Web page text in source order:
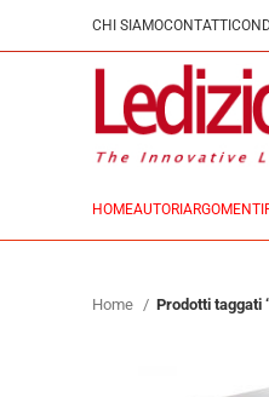
CHI SIAMOCONTATTI
HOMEAUTORI ARGOMENTI
Home Prodotti taggati